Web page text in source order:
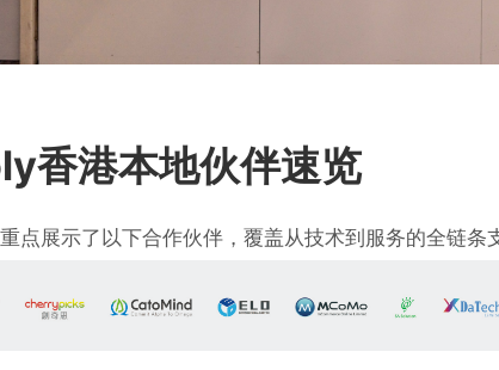
香港本地伙伴速览
点展示了以下合作伙伴，覆盖从技术到服务的全链条